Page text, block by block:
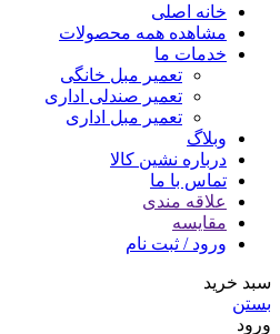
خانه اصلی
مشاهده همه محصولات
خدمات ما
تعمیر مبل خانگی
تعمیر صندلی اداری
تعمیر مبل اداری
وبلاگ
درباره نشین کالا
تماس با ما
علاقه مندی
مقایسه
ورود / ثبت نام
سبد خرید
بستن
ورود